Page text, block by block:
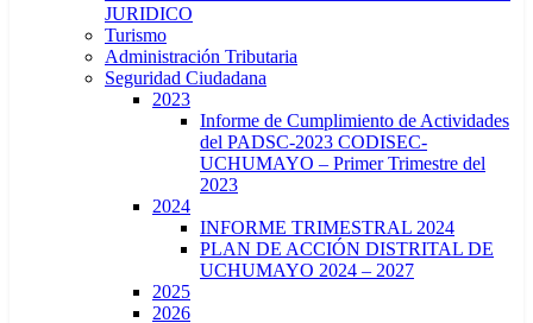
JURIDICO
Turismo
Administración Tributaria
Seguridad Ciudadana
2023
Informe de Cumplimiento de Actividades
del PADSC-2023 CODISEC-
UCHUMAYO – Primer Trimestre del
2023
2024
INFORME TRIMESTRAL 2024
PLAN DE ACCIÓN DISTRITAL DE
UCHUMAYO 2024 – 2027
2025
2026